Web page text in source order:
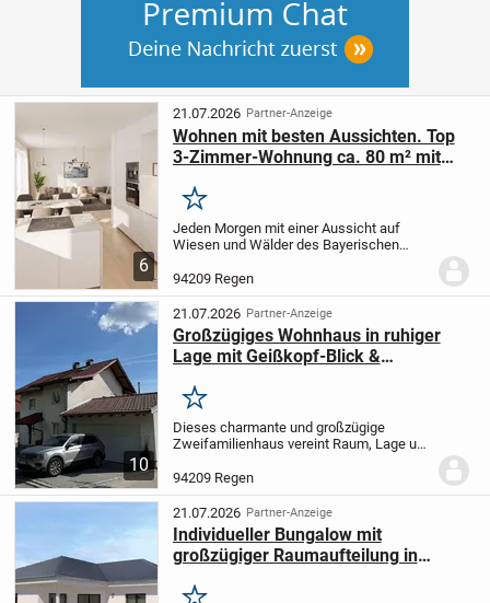
6
21.07.2026 Partner-Anzeige
Wohnen mit besten Aussichten. Top
3-Zimmer-Wohnung ca. 80 m² mit
Merken
Jeden Morgen mit einer Aussicht auf
Wiesen und Wälder des Bayerischen
diesen besonderen Wohnungen kann
dieser Wunsch für Sie zur Wirklichkeit
werden!Das...
94209 Regen
10
21.07.2026 Partner-Anzeige
Großzügiges Wohnhaus in ruhiger
Lage mit Geißkopf-Blick &
Merken
Dieses charmante und großzügige
Zweifamilienhaus vereint Raum, Lage und
für anspruchsvolle Käufer. Auf ca. 160 m²
Wohnfläche eröffnet sich ein Zuhause
mit...
94209 Regen
21.07.2026 Partner-Anzeige
Individueller Bungalow mit
großzügiger Raumaufteilung in